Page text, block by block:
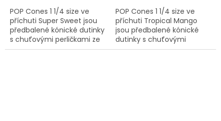
POP Cones 1 1/4 size ve
příchuti Super Sweet jsou
předbalené kónické dutinky
s chuťovými perličkami ze
100% ovocných silic –
POP Cones 1 1/4 size ve
příchuti Tropical Mango
jsou předbalené kónické
dutinky s chuťovými
perličkami ze 100%